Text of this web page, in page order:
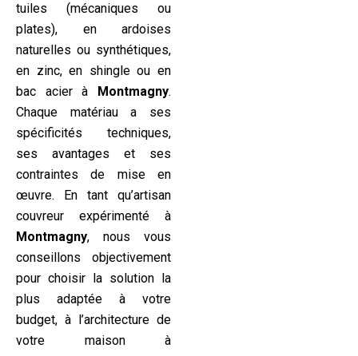
tuiles (mécaniques ou
plates), en ardoises
naturelles ou synthétiques,
en zinc, en shingle ou en
bac acier à Montmagny.
Chaque matériau a ses
spécificités techniques,
ses avantages et ses
contraintes de mise en
œuvre. En tant qu’artisan
couvreur expérimenté à
Montmagny, nous vous
conseillons objectivement
pour choisir la solution la
plus adaptée à votre
budget, à l’architecture de
votre maison à